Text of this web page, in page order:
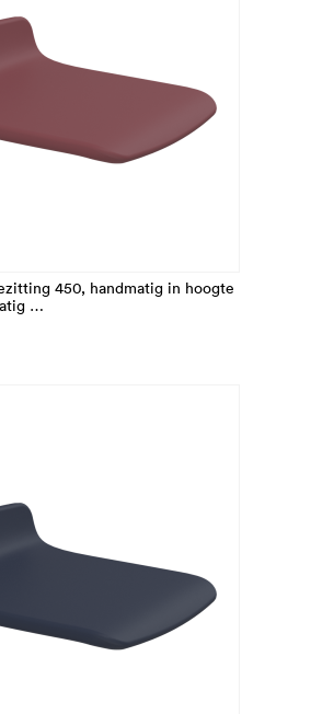
450, handmatig in hoogte
verticale wandrails (niet inbegrepen)